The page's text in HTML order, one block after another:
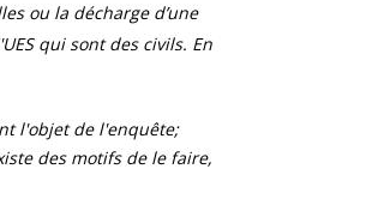
ou la décharge d’une
qui sont des civils. En
l'objet de l'enquête;
des motifs de le faire,